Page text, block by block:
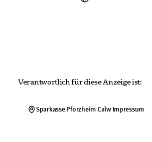
Verantwortlich für diese Anzeige ist:
Sparkasse Pforzheim CalwImpressum